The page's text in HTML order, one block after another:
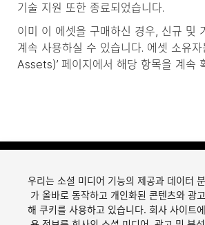
기술 지원 또한 종료되었습니다.
이미 이 에셋을 구매하신 경우, 신규 및
계속 사용하실 수 있습니다. 에셋 소유자
Assets)’ 페이지에서 해당 항목을 계속
우리는 소셜 미디어 기능의 제공과 데이터
가 올바로 동작하고 개인화된 콘텐츠와 광
해 쿠키를 사용하고 있습니다. 회사 사이트